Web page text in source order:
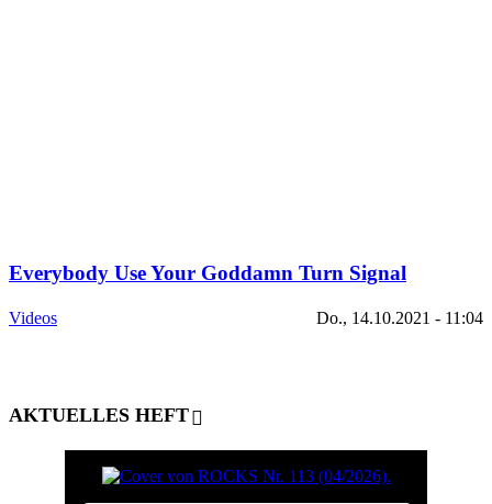
Everybody Use Your Goddamn Turn Signal
Videos Do., 14.10.2021 - 11:04
AKTUELLES HEFT